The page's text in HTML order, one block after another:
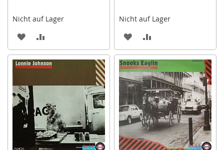
Nicht auf Lager
ZUR
WUNSCHLISTE
HINZUFÜGEN
VERGLEICHSLISTE
HINZUFÜGEN
Nicht auf Lager
ZUR
WUNSCHLISTE
HINZUFÜGEN
VERGLEICHSLISTE
HINZUFÜGEN